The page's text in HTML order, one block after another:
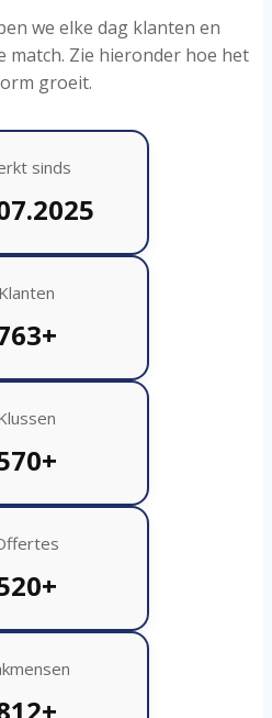
we elke dag klanten en
match. Zie hieronder hoe het
groeit.
sinds
Klanten